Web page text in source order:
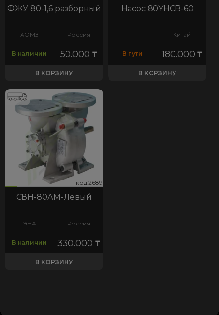
ФЖУ 80-1,6 разборный
АОМЗ Россия
В наличии 50.000 ₸
В КОРЗИНУ
Насос 80YHCB-60
Китай
В пути 180.000 ₸
В КОРЗИНУ
код:2689
СВН-80АМ-Левый
ЭНА Россия
В наличии 330.000 ₸
В КОРЗИНУ